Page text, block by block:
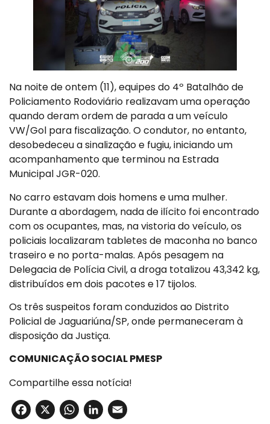
Na noite de ontem (11), equipes do 4º Batalhão de
Policiamento Rodoviário realizavam uma operação
quando deram ordem de parada a um veículo
VW/Gol para fiscalização. O condutor, no entanto,
desobedeceu a sinalização e fugiu, iniciando um
acompanhamento que terminou na Estrada
Municipal JGR-020.
No carro estavam dois homens e uma mulher.
Durante a abordagem, nada de ilícito foi encontrado
com os ocupantes, mas, na vistoria do veículo, os
policiais localizaram tabletes de maconha no banco
traseiro e no porta-malas. Após pesagem na
Delegacia de Polícia Civil, a droga totalizou 43,342 kg,
distribuídos em dois pacotes e 17 tijolos.
Os três suspeitos foram conduzidos ao Distrito
Policial de Jaguariúna/SP, onde permaneceram à
disposição da Justiça.
COMUNICAÇÃO SOCIAL PMESP
Compartilhe essa notícia!
Facebook
X WhatsApp
LinkedIn